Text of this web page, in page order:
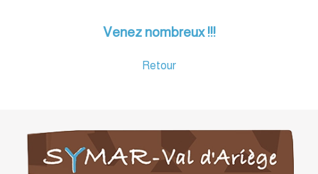
Venez nombreux !!!
Retour